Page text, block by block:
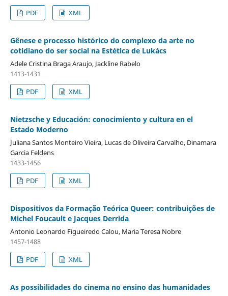
PDF
XML
Gênese e processo histórico do complexo da arte no
cotidiano do ser social na Estética de Lukács
Adele Cristina Braga Araujo, Jackline Rabelo
1413-1431
PDF
XML
Nietzsche y Educación: conocimiento y cultura en el
Estado Moderno
Juliana Santos Monteiro Vieira, Lucas de Oliveira Carvalho, Dinamara
Garcia Feldens
1433-1456
PDF
XML
Dispositivos da Formação Teórica Queer: contribuições de
Michel Foucault e Jacques Derrida
Antonio Leonardo Figueiredo Calou, Maria Teresa Nobre
1457-1488
PDF
XML
As possibilidades do cinema no ensino das humanidades